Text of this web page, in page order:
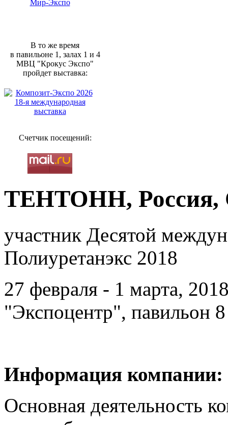
В то же время
в павильоне 1, залах 1 и 4
МВЦ "Крокус Экспо"
пройдет выставка:
Счетчик посещений:
ТЕНТОНН, Россия,
участник Десятой
Полиуретанэкс 2018
27 февраля - 1 марта,
"Экспоцентр", павильон 8
Информация компании:
Основная деятельность